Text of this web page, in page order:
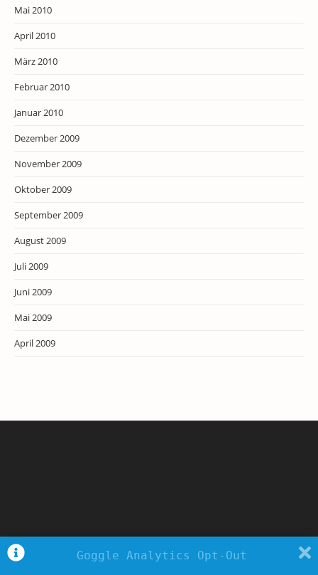
Mai 2010
April 2010
März 2010
Februar 2010
Januar 2010
Dezember 2009
November 2009
Oktober 2009
September 2009
August 2009
Juli 2009
Juni 2009
Mai 2009
April 2009
Copyright - WordPress Theme by OceanWP
Goggle Analytics Opt-Out